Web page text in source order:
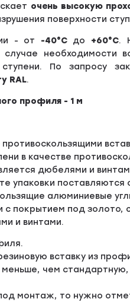
очень высокую
поверхности
- от -40°Сдо +60°С.
необходимости
По запросу
RAL.
профиля - 1 м
в качестве
дюбелями и
упаковки
алюминиевые
с покрытием под золото,
и винтами.
вставку из
чем
монтаж, то нужно